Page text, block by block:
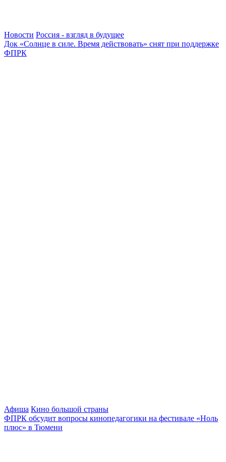
Новости Россия - взгляд в будущее
Док «Солнце в силе. Время действовать» снят при поддержке
ФПРК
Афиша Кино большой страны
ФПРК обсудит вопросы кинопедагогики на фестивале «Ноль
плюс» в Тюмени